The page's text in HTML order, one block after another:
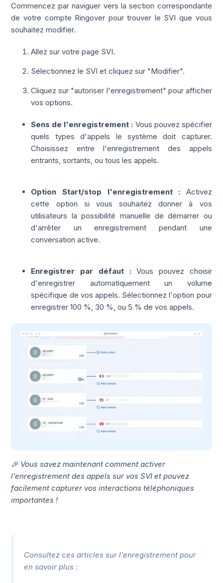
Commencez par naviguer vers la section correspondante
de votre compte Ringover pour trouver le SVI que vous
souhaitez modifier.
Allez sur votre page SVI.
Sélectionnez le SVI et cliquez sur "Modifier".
Cliquez sur "autoriser l'enregistrement" pour afficher
vos options.
Sens de l'enregistrement : Vous pouvez spécifier
quels types d'appels le système doit capturer.
Choisissez entre l'enregistrement des appels
entrants, sortants, ou tous les appels.
Option Start/stop l'enregistrement : Activez
cette option si vous souhaitez donner à vos
utilisateurs la possibilité manuelle de démarrer ou
d'arrêter un enregistrement pendant une
conversation active.
Enregistrer par défaut :Vous pouvez choisir
d'enregistrer automatiquement un volume
spécifique de vos appels. Sélectionnez l'option pour
enregistrer 100 %, 30 %, ou 5 % de vos appels.
🎉 Vous savez maintenant comment activer
l'enregistrement des appels sur vos SVI et pouvez
facilement capturer vos interactions téléphoniques
importantes !
Consultez ces articles sur l'enregistrement pour
en savoir plus :